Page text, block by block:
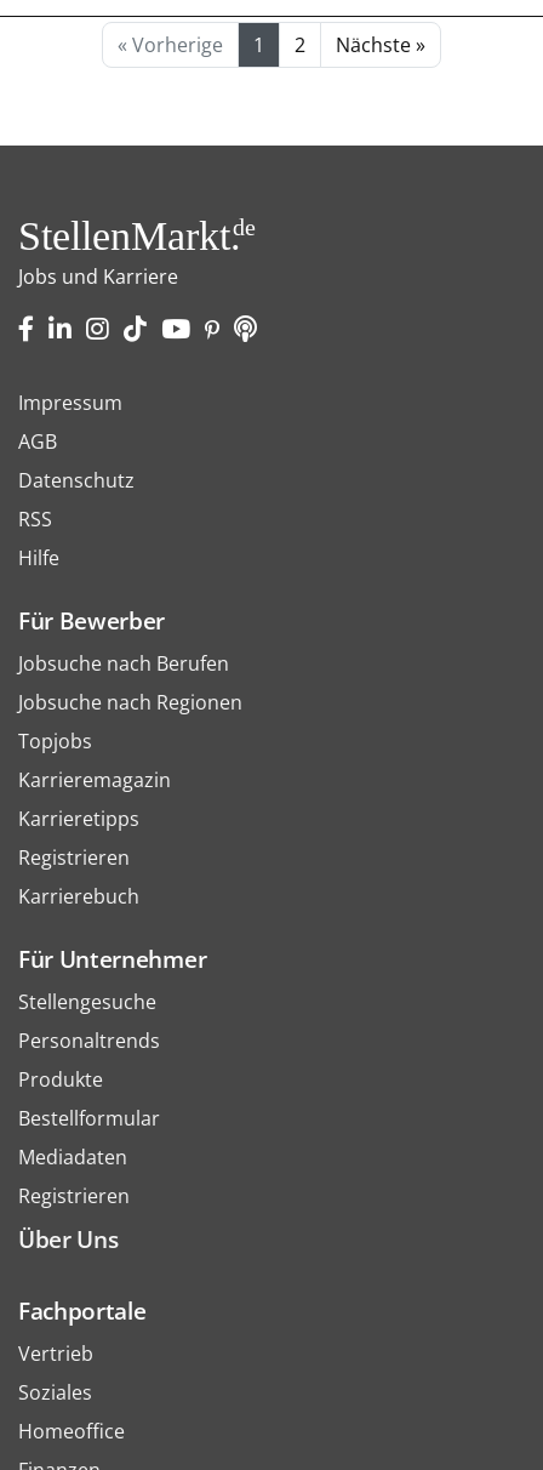
« Vorherige 1 2 Nächste »
StellenMarkt.de
Jobs und Karriere
Impressum
AGB
Datenschutz
RSS
Hilfe
Für Bewerber
Jobsuche nach Berufen
Jobsuche nach Regionen
Topjobs
Karrieremagazin
Karrieretipps
Registrieren
Karrierebuch
Für Unternehmer
Stellengesuche
Personaltrends
Produkte
Bestellformular
Mediadaten
Registrieren
Über Uns
Fachportale
Vertrieb
Soziales
Homeoffice